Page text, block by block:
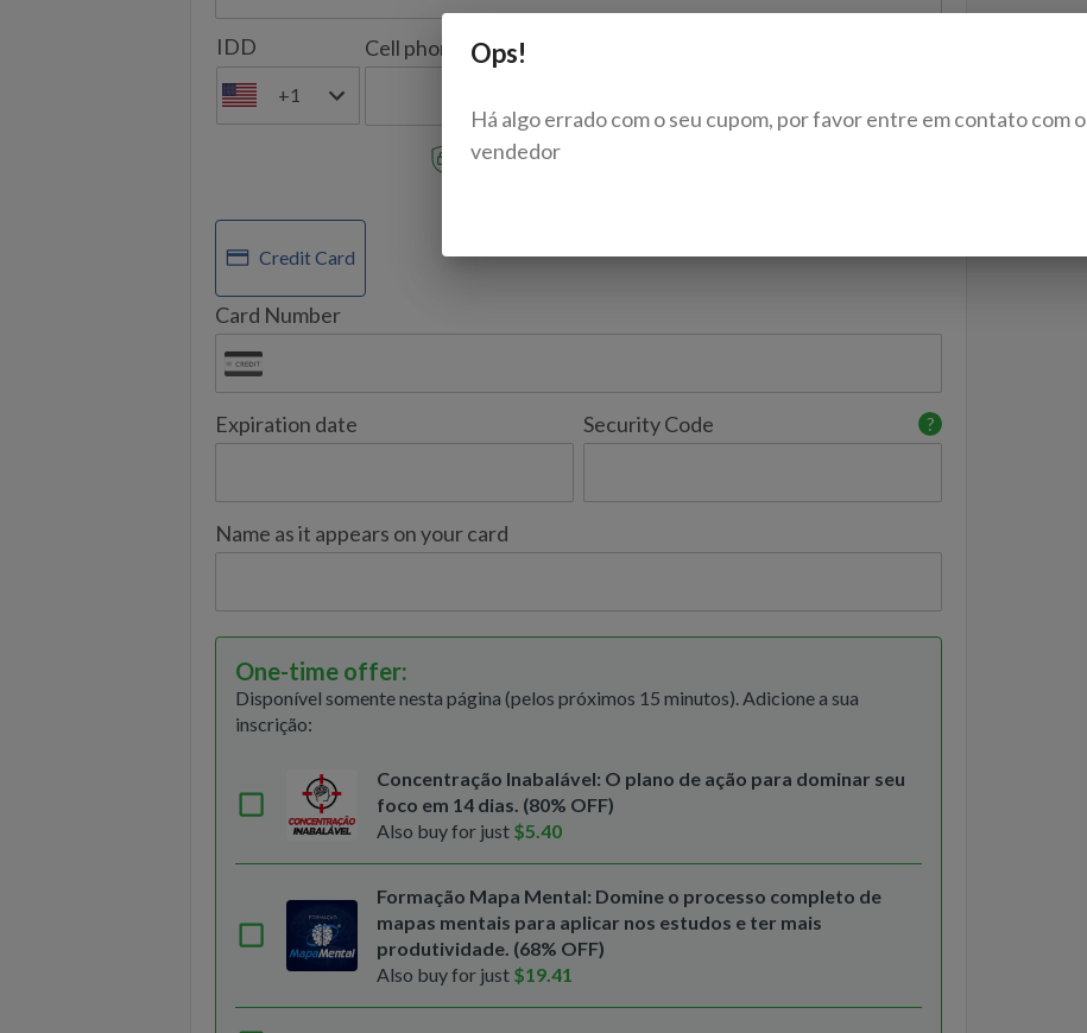
IDD
+1
Cell phone
Your data will be kept confidential
Credit Card
Card Number
Expiration date ?
Security Code
Name as it appears on your card
One-time offer:
Disponível somente nesta página (pelos próximos 15 minutos). Adicione a sua
inscrição:
Concentração Inabalável: O plano de ação para dominar seu
foco em 14 dias. (80% OFF)
Also buy for just $5.40
Formação Mapa Mental: Domine o processo completo de
mapas mentais para aplicar nos estudos e ter mais
produtividade. (68% OFF)
Also buy for just $19.41
Ops!
Há algo errado com o seu cupom, por favor entre em contato com o
vendedor